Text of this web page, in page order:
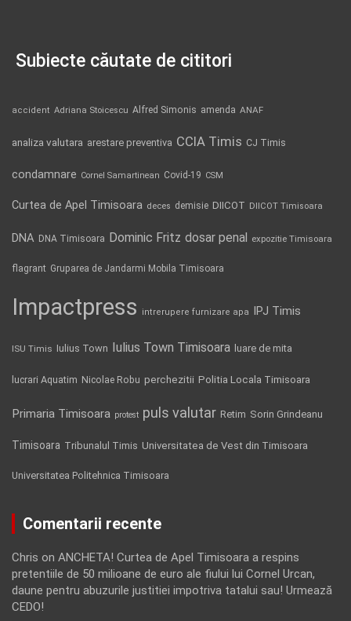
Subiecte căutate de cititori
accident Adriana Stoicescu Alfred Simonis amenda ANAF
analiza valutara arestare preventiva CCIA Timis CJ Timis
condamnare Cornel Samartinean Covid-19 CSM
Curtea de Apel Timisoara deces demisie DIICOT DIICOT Timisoara
DNA DNA Timisoara Dominic Fritz dosar penal expozitie Timisoara
flagrant Gruparea de Jandarmi Mobila Timisoara
Impactpress intrerupere furnizare apa IPJ Timis
ISU Timis Iulius Town Iulius Town Timisoara luare de mita
lucrari Aquatim Nicolae Robu perchezitii Politia Locala Timisoara
Primaria Timisoara protest puls valutar Retim Sorin Grindeanu
Timisoara Tribunalul Timis Universitatea de Vest din Timisoara
Universitatea Politehnica Timisoara
Comentarii recente
Chris on ANCHETA! Curtea de Apel Timisoara a respins
pretentiile de 50 milioane de euro ale fiului lui Cornel Urcan,
daune pentru abuzurile justitiei impotriva tatalui sau! Urmează
CEDO!